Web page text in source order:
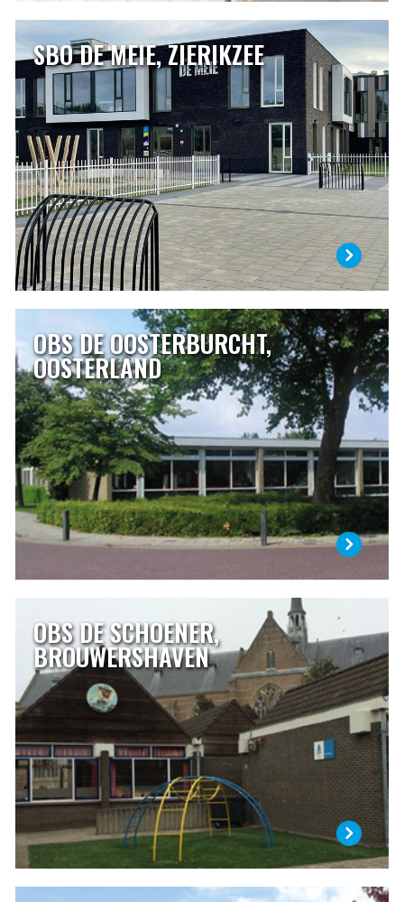
SBO DE MEIE, ZIERIKZEESBO DE MEIE, ZIERIKZEE
De Meie is een speciale school voor basisonderwijs. Op
onze school vangen wij kinderen op die niet verder kunnen
op de gewone basisschool. Leerlingen volgen hier een
individueel programma en doen alle dingen die ze in een
“gewone” basisschool ook doen. In heel veel opzichten
zijn wij niet anders dan de basisschool in de buurt.
LEES MEER
OBS DE OOSTERBURCHT,
OOSTERLAND
OBS DE OOSTERBURCHT, OOSTERLAND
Op De Oosterburcht is iedereen welkom. Wij hebben oog
voor ieder kind en vinden openheid, zorg en respect voor
elkaar belangrijk. Dat is niet alleen iets wat we de kinderen
leren, maar ook hoe ons schoolteam te werk gaat.
Ons ruime schoolgebouw is gebouwd in 1972 en ligt
centraal in Oosterland.
LEES MEER
OBS DE SCHOENER,
BROUWERSHAVEN
OBS DE SCHOENER, BROUWERSHAVEN
De Schoener is een openbare school waar alle leerlingen
welkom zijn. Een uitgelezen kans om van en over elkaar te
leren.
LEES MEER